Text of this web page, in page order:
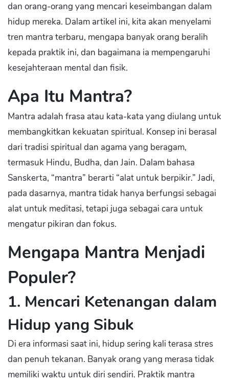
dan orang-orang yang mencari keseimbangan dalam
hidup mereka. Dalam artikel ini, kita akan menyelami
tren mantra terbaru, mengapa banyak orang beralih
kepada praktik ini, dan bagaimana ia mempengaruhi
kesejahteraan mental dan fisik.
Apa Itu Mantra?
Mantra adalah frasa atau kata-kata yang diulang untuk
membangkitkan kekuatan spiritual. Konsep ini berasal
dari tradisi spiritual dan agama yang beragam,
termasuk Hindu, Budha, dan Jain. Dalam bahasa
Sanskerta, “mantra” berarti “alat untuk berpikir.” Jadi,
pada dasarnya, mantra tidak hanya berfungsi sebagai
alat untuk meditasi, tetapi juga sebagai cara untuk
mengatur pikiran dan fokus.
Mengapa Mantra Menjadi
Populer?
1. Mencari Ketenangan dalam
Hidup yang Sibuk
Di era informasi saat ini, hidup sering kali terasa stres
dan penuh tekanan. Banyak orang yang merasa tidak
memiliki waktu untuk diri sendiri. Praktik mantra